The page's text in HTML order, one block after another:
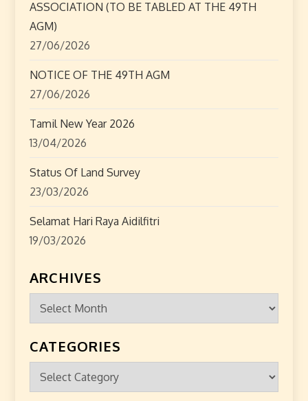
ASSOCIATION (TO BE TABLED AT THE 49TH
AGM)
27/06/2026
NOTICE OF THE 49TH AGM
27/06/2026
Tamil New Year 2026
13/04/2026
Status Of Land Survey
23/03/2026
Selamat Hari Raya Aidilfitri
19/03/2026
ARCHIVES
Archives
CATEGORIES
Categories